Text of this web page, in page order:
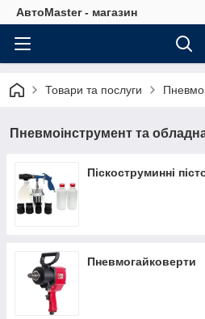
АвтоMaster - магазин
Товари та послуги
Пневмоінструмент та
Піскоструминні
Пневмогайковерти